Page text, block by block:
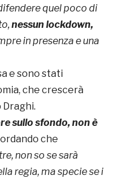
quel poco di
nessun lockdown,
in presenza e una
e sono stati
che crescerà
sullo sfondo, non è
che
non so se sarà
regia, ma specie se i